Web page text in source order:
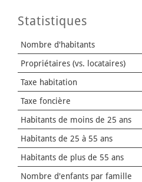
Statistiques
Nombre d'habitants
Propriétaires (vs. locataires)
Taxe habitation
Taxe foncière
Habitants de moins de 25 ans
Habitants de 25 à 55 ans
Habitants de plus de 55 ans
Nombre d'enfants par famille